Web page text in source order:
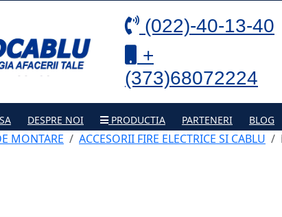
(022)-40-13-40
+
(373)68072224
DESPRE NOI PRODUCTIA PARTENERI BLOG
MONTARE ACCESORII FIRE ELECTRICE SI CABLU